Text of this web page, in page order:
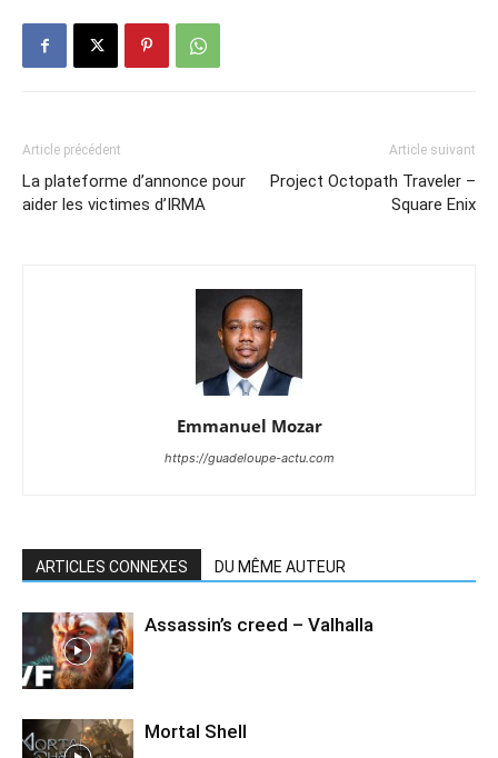
Article précédent
La plateforme d’annonce pour
aider les victimes d’IRMA
Article suivant
Project Octopath Traveler –
Square Enix
Emmanuel Mozar
https://guadeloupe-actu.com
ARTICLES CONNEXES DU MÊME AUTEUR
Assassin’s creed – Valhalla
Mortal Shell